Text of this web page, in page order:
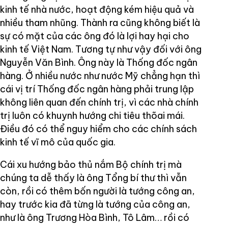
kinh tế nhà nước, hoạt động kém hiệu quả và
nhiều tham nhũng. Thành ra cũng không biết là
sự có mặt của các ông đó là lợi hay hại cho
kinh tế Việt Nam. Tương tự như vậy đối với ông
Nguyễn Văn Bình. Ông này là Thống đốc ngân
hàng. Ở nhiều nước như nước Mỹ chẳng hạn thì
cái vị trí Thống đốc ngân hàng phải trung lập
không liên quan đến chính trị, vì các nhà chính
trị luôn có khuynh hướng chi tiêu thõai mái.
Điều đó có thể nguy hiểm cho các chính sách
kinh tế vĩ mô của quốc gia.
Cái xu hướng bảo thủ nắm Bộ chính trị mà
chúng ta dễ thấy là ông Tổng bí thư thì vẫn
còn, rồi có thêm bốn người là tướng công an,
hay trước kia đã từng là tướng của công an,
như là ông Trương Hòa Bình, Tô Lâm… rồi có